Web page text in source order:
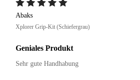
Abaks
Xplorer Grip-Kit (Schiefergrau)
Geniales Produkt
Sehr gute Handhabung